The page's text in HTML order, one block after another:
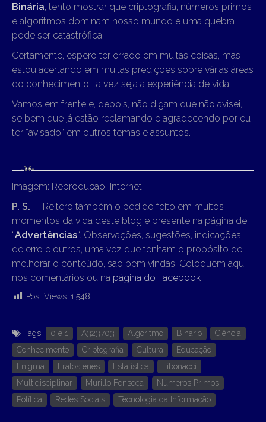
Binária , tento mostrar que criptografia, números primos
e algoritmos dominam nosso mundo e uma quebra
pode ser catastrófica.
Certamente, espero ter errado em muitas coisas, mas
estou acertando em muitas predições sobre várias áreas
do conhecimento, talvez seja a experiência de vida.
Vamos em frente e, depois, não digam que não avisei,
se bem que já estão reclamando e agradecendo por eu
ter “avisado” em outros temas e assuntos.
Imagem: Reprodução Internet
P. S. – Reitero também o pedido feito em muitos
momentos da vida deste blog e presente na página de
“Advertências“. Observações, sugestões, indicações
de erro e outros, uma vez que tenham o propósito de
melhorar o conteúdo, são bem vindas. Coloquem aqui
nos comentários ou na página do Facebook
Post Views: 1.548
Tags: 0 e 1 A323703 Algoritmo Binário
Ciência
Conhecimento
Criptografia Cultura
Educação
Enigma
Eratóstenes Estatística
Fibonacci
Multidisciplinar
Murillo Fonseca
Números Primos
Política
Redes Sociais Tecnologia da Informação